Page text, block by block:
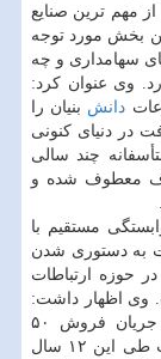
از مهم ترین صنایع
بخش مورد توجه
سهامداری و چه
وی عنوان کرد:
دانش بنیان را
در دنیای کنونی
چند سالی
معطوف شده و
مستقیم با
به دستوری شدن
حوزه ارتباطات
وی اظهار داشت:
دولت به جز حدود هشت میلیارد دلاری که در جریان فروش ۵۰
درصدی سهام از سهامداران جدید مخابرات گرفت طی این ۱۲ سال